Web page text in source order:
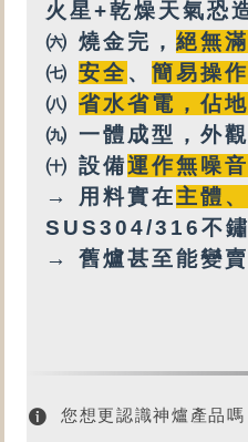
火星+乾燥天氣恐
㈥ 燒金完， 絕無
㈦ 安全、 簡易操作
㈧ 省水省電，佔
㈨ 一體成型，外觀
㈩ 設備運作無噪音
→ 用料實在主體
SUS304/316不鏽
→ 舊爐甚至能變賣
您想更認識神爐產品